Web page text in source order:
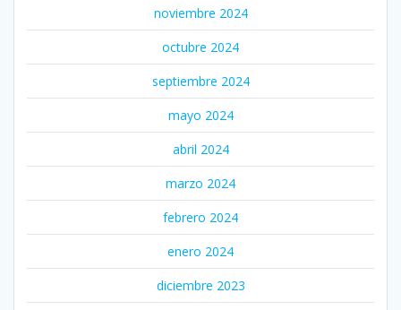
noviembre 2024
octubre 2024
septiembre 2024
mayo 2024
abril 2024
marzo 2024
febrero 2024
enero 2024
diciembre 2023